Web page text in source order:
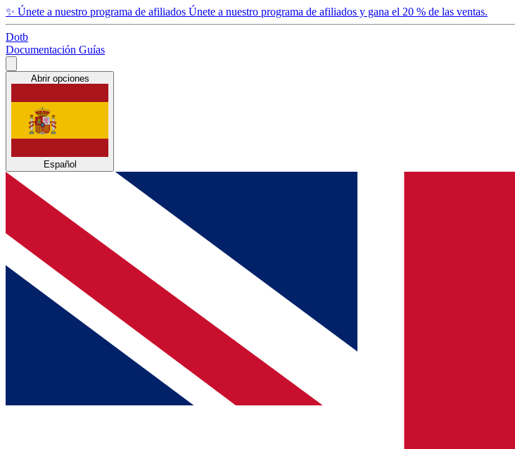
✨ Únete a nuestro programa de afiliados Únete a nuestro programa de afiliados y gana el 20 % de las ventas.
Dotb
Documentación Guías
Abrir opciones
Español